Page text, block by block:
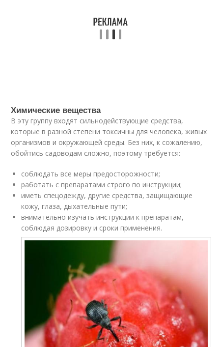
Химические вещества
В эту группу входят сильнодействующие средства,
которые в разной степени токсичны для человека, живых
организмов и окружающей среды. Без них, к сожалению,
обойтись садоводам сложно, поэтому требуется:
соблюдать все меры предосторожности;
работать с препаратами строго по инструкции;
иметь спецодежду, другие средства, защищающие
кожу, глаза, дыхательные пути;
внимательно изучать инструкции к препаратам,
соблюдая дозировку и сроки применения.